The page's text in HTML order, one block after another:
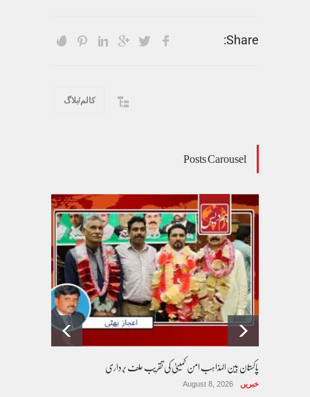
Share:
کالم/بلاگ
Posts Carousel
پاکستان بین المذاہب امن کمیٹی کی تقریب حلف برداری
خبریں August 8, 2026